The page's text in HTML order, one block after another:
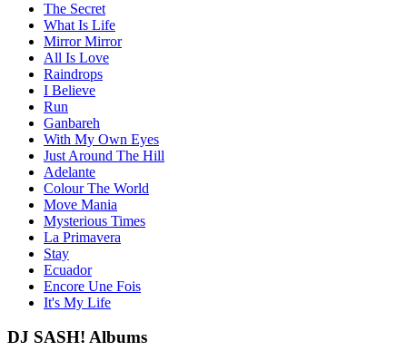
The Secret
What Is Life
Mirror Mirror
All Is Love
Raindrops
I Believe
Run
Ganbareh
With My Own Eyes
Just Around The Hill
Adelante
Colour The World
Move Mania
Mysterious Times
La Primavera
Stay
Ecuador
Encore Une Fois
It's My Life
DJ SASH! Albums